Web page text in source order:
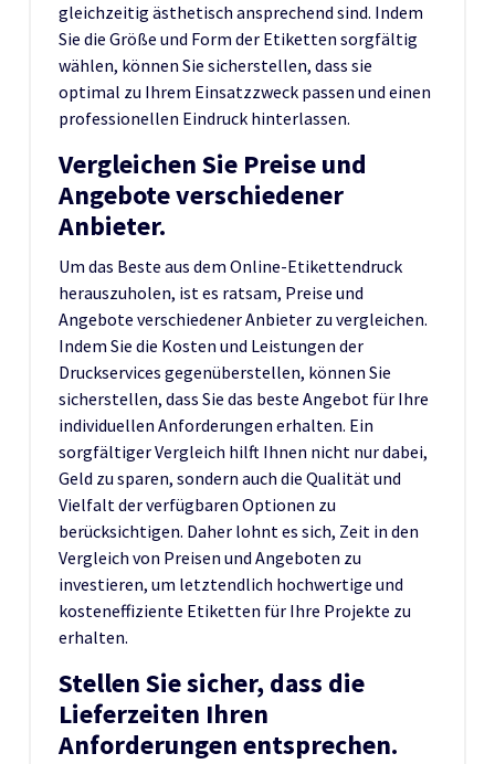
gleichzeitig ästhetisch ansprechend sind. Indem
Sie die Größe und Form der Etiketten sorgfältig
wählen, können Sie sicherstellen, dass sie
optimal zu Ihrem Einsatzzweck passen und einen
professionellen Eindruck hinterlassen.
Vergleichen Sie Preise und
Angebote verschiedener
Anbieter.
Um das Beste aus dem Online-Etikettendruck
herauszuholen, ist es ratsam, Preise und
Angebote verschiedener Anbieter zu vergleichen.
Indem Sie die Kosten und Leistungen der
Druckservices gegenüberstellen, können Sie
sicherstellen, dass Sie das beste Angebot für Ihre
individuellen Anforderungen erhalten. Ein
sorgfältiger Vergleich hilft Ihnen nicht nur dabei,
Geld zu sparen, sondern auch die Qualität und
Vielfalt der verfügbaren Optionen zu
berücksichtigen. Daher lohnt es sich, Zeit in den
Vergleich von Preisen und Angeboten zu
investieren, um letztendlich hochwertige und
kosteneffiziente Etiketten für Ihre Projekte zu
erhalten.
Stellen Sie sicher, dass die
Lieferzeiten Ihren
Anforderungen entsprechen.